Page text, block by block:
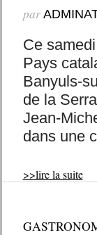
par
Ce
Pays
Banyuls-
de la
Jean-
dans une
>>lire la suite